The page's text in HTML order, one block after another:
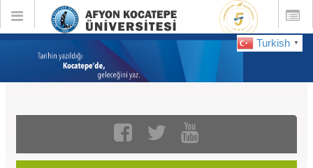
Toggle
global
Toggle
Turkish ▼
GÜNCEL : Ocak 2020